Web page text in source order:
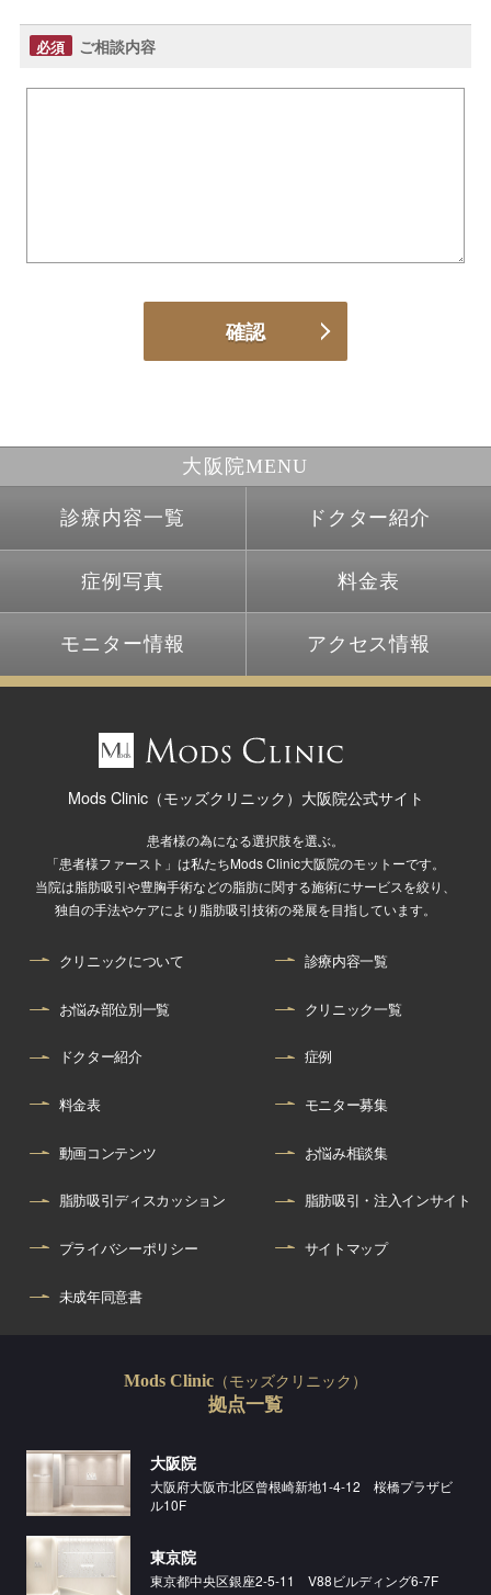
ご相談内容
大阪院MENU
診療内容一覧 ドクター紹介
症例写真 料金表
モニター情報 アクセス情報
Mods Clinic（モッズクリニック）大阪院公式サイト
患者様の為になる選択肢を選ぶ。
「患者様ファースト」は私たちMods Clinic大阪院のモットーです。
当院は脂肪吸引や豊胸手術などの脂肪に関する施術にサービスを絞り、
独自の手法やケアにより脂肪吸引技術の発展を目指しています。
クリニックについて 診療内容一覧
お悩み部位別一覧 クリニック一覧
ドクター紹介 症例
料金表 モニター募集
動画コンテンツ お悩み相談集
脂肪吸引ディスカッション 脂肪吸引・注入インサイト
プライバシーポリシー サイトマップ
未成年同意書
Mods Clinic （モッズクリニック）
拠点一覧
大阪院
大阪府大阪市北区曾根崎新地1-4-12 桜橋プラザビ
ル10F
東京院
東京都中央区銀座2-5-11 V88ビルディング6-7F